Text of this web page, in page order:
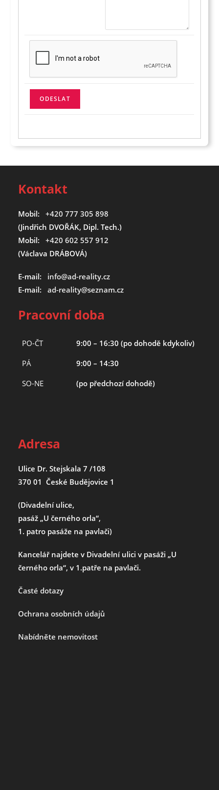
Kontakt
Mobil:+420 777 305 898
(Jindřich DVOŘÁK, Dipl. Tech.)
Mobil:+420 602 557 912
(Václava DRÁBOVÁ)
E-mail: info@ad-reality.cz
E-mail:ad-reality@seznam.cz
Pracovní doba
PO-ČT 9:00 – 16:30 (po dohodě kdykoliv)
PÁ 9:00 – 14:30
SO-NE (po předchozí dohodě)
Adresa
Ulice Dr. Stejskala 7 /108
370 01 České Budějovice 1
(Divadelní ulice,
pasáž „U černého orla“,
1. patro pasáže na pavlači)
Kancelář najdete v Divadelní ulici v pasáži „U
černého orla“, v 1.patře na pavlači.
Časté dotazy
Ochrana osobních údajů
Nabídněte nemovitost